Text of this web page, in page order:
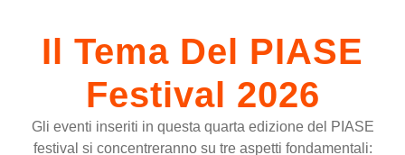
Il Tema Del PIASE
Festival 2026
Gli eventi inseriti in questa quarta edizione del PIASE
festival si concentreranno su tre aspetti fondamentali: